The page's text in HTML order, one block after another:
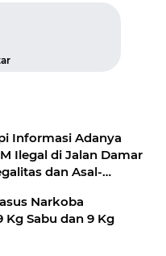
Informasi Adanya
Ilegal di Jalan Damar
dan Asal-
Narkoba
Kg Sabu dan 9 Kg